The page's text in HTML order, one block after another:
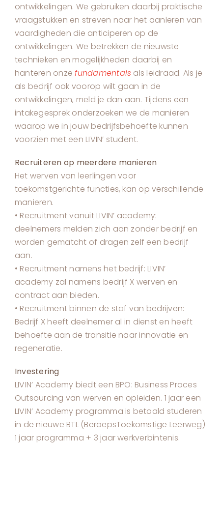
ontwikkelingen. We gebruiken daarbij praktische
vraagstukken en streven naar het aanleren van
vaardigheden die anticiperen op de
ontwikkelingen. We betrekken de nieuwste
technieken en mogelijkheden daarbij en
hanteren onzefundamentals als leidraad. Als je
als bedrijf ook voorop wilt gaan in de
ontwikkelingen, meld je dan aan. Tijdens een
intakegesprek onderzoeken we de manieren
waarop we in jouw bedrijfsbehoefte kunnen
voorzien met een LIVIN’ student.
Recruiteren op meerdere manieren
Het werven van leerlingen voor
toekomstgerichte functies, kan op verschillende
manieren.
• Recruitment vanuit LIVIN’ academy:
deelnemers melden zich aan zonder bedrijf en
worden gematcht of dragen zelf een bedrijf
aan.
• Recruitment namens het bedrijf: LIVIN’
academy zal namens bedrijf X werven en
contract aan bieden.
• Recruitment binnen de staf van bedrijven:
Bedrijf X heeft deelnemer al in dienst en heeft
behoefte aan de transitie naar innovatie en
regeneratie.
Investering
LIVIN’ Academy biedt een BPO: Business Proces
Outsourcing van werven en opleiden. 1 jaar een
LIVIN’ Academy programma is betaald studeren
in de nieuwe BTL (BeroepsToekomstige Leerweg)
1 jaar programma + 3 jaar werkverbintenis.